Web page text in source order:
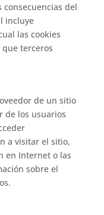
del
incluye
las cookies
terceros
de un sitio
de los usuarios
a visitar el sitio,
en Internet o las
sobre el